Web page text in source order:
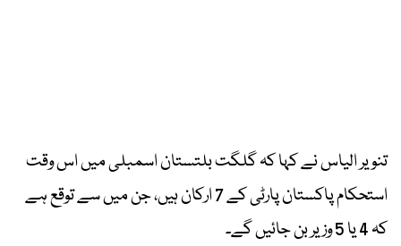
تنویر الیاس نے کہا کہ گلگت بلتستان اسمبلی میں اس وقت
استحکام پاکستان پارٹی کے 7 ارکان ہیں، جن میں سے توقع ہے
کہ 4 یا 5 وزیر بن جائیں گے۔